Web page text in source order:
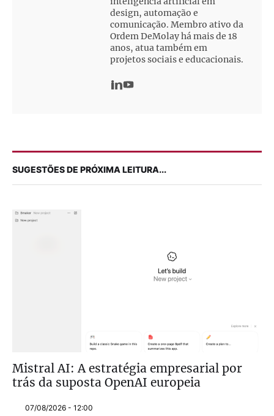
design, automação e
comunicação. Membro ativo da
Ordem DeMolay há mais de 18
anos, atua também em
projetos sociais e educacionais.
SUGESTÕES DE PRÓXIMA LEITURA...
Mistral AI: A estratégia empresarial por
trás da suposta OpenAI europeia
07/08/2026 - 12:00